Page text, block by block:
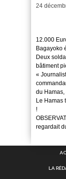
Date
24
12.000
Bagayoko
Deux
bâtiment
«
du Hamas,
Le Hamas
!
regardait
LA